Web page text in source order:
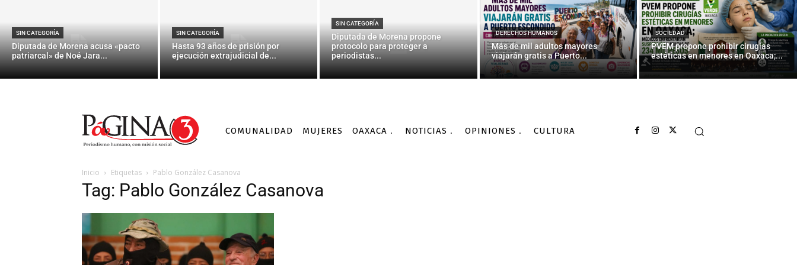
SIN CATEGORÍA
Diputada de Morena acusa «pacto
patriarcal» de Noé Jara...
SIN CATEGORÍA
Hasta 93 años de prisión por
ejecución extrajudicial de...
SIN CATEGORÍA
Diputada de Morena propone
protocolo para proteger a
periodistas...
DERECHOS HUMANOS
Más de mil adultos mayores
viajarán gratis a Puerto...
SOCIEDAD
PVEM propone prohibir cirugías
estéticas en menores en Oaxaca;...
COMUNALIDAD MUJERES OAXACA NOTICIAS OPINIONES CULTURA
Inicio Etiquetas Pablo González Casanova
Tag: Pablo González Casanova